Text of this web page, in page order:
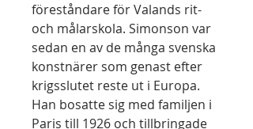
föreståndare för Valands rit-
och målarskola. Simonson var
sedan en av de många svenska
konstnärer som genast efter
krigsslutet reste ut i Europa.
Han bosatte sig med familjen i
Paris till 1926 och tillbringade